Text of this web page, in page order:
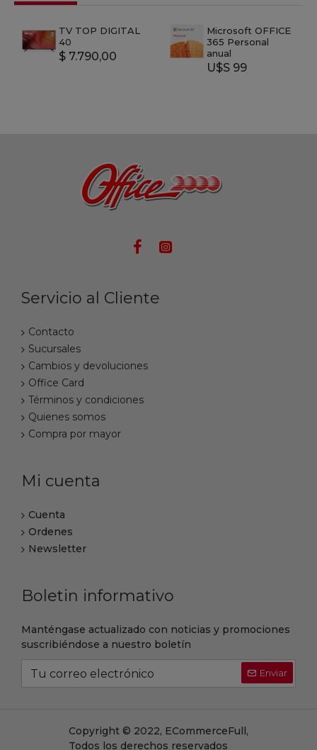
TV TOP DIGITAL
40
$ 7.790,00
Microsoft OFFICE
365 Personal
anual
U$S 99
Servicio al Cliente
Contacto
Sucursales
Cambios y devoluciones
Office Card
Términos y condiciones
Quienes somos
Compra por mayor
Mi cuenta
Cuenta
Ordenes
Newsletter
Boletin informativo
Manténgase actualizado con noticias y promociones
suscribiéndose a nuestro boletín
Enviar
Copyright © 2022, ECommerceFull,
Todos los derechos reservados